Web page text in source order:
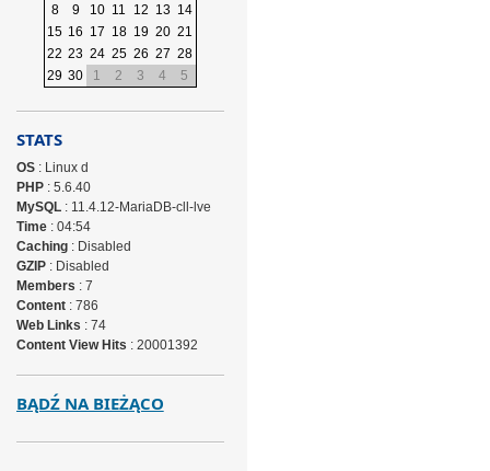
8
9 10 11 12 13 14
15 16 17 18 19 20 21
22 23 24 25 26 27 28
29 30 1 2 3 4 5
STATS
OS: Linux d
PHP: 5.6.40
MySQL: 11.4.12-MariaDB-cll-lve
Time: 04:54
Caching: Disabled
GZIP: Disabled
Members : 7
Content: 786
Web Links : 74
Content View Hits : 20001392
BĄDŹ NA BIEŻĄCO